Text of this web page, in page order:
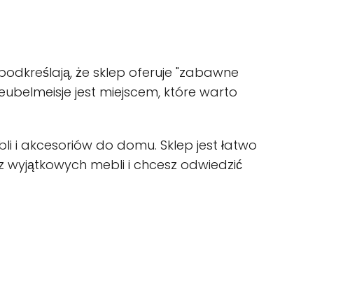
że sklep oferuje "zabawne
jest miejscem, które warto
i akcesoriów do domu. Sklep jest łatwo
wyjątkowych mebli i chcesz odwiedzić